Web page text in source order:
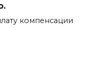
компенсации